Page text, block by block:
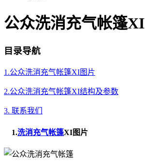
公众洗消充气帐篷XI
目录导航
1.公众洗消充气帐篷XI图片
2.公众洗消充气帐篷XI结构及参数
3. 联系我们
1.洗消充气帐篷XI图片